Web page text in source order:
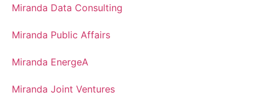
Miranda Data Consulting
Miranda Public Affairs
Miranda EnergeA
Miranda Joint Ventures